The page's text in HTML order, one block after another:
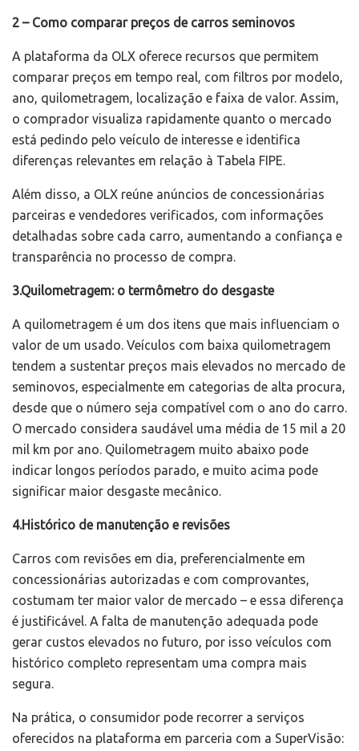
2 – Como comparar preços de carros seminovos
A plataforma da OLX oferece recursos que permitem
comparar preços em tempo real, com filtros por modelo,
ano, quilometragem, localização e faixa de valor. Assim,
o comprador visualiza rapidamente quanto o mercado
está pedindo pelo veículo de interesse e identifica
diferenças relevantes em relação à Tabela FIPE.
Além disso, a OLX reúne anúncios de concessionárias
parceiras e vendedores verificados, com informações
detalhadas sobre cada carro, aumentando a confiança e
transparência no processo de compra.
3.Quilometragem: o termômetro do desgaste
A quilometragem é um dos itens que mais influenciam o
valor de um usado. Veículos com baixa quilometragem
tendem a sustentar preços mais elevados no mercado de
seminovos, especialmente em categorias de alta procura,
desde que o número seja compatível com o ano do carro.
O mercado considera saudável uma média de 15 mil a 20
mil km por ano. Quilometragem muito abaixo pode
indicar longos períodos parado, e muito acima pode
significar maior desgaste mecânico.
4.Histórico de manutenção e revisões
Carros com revisões em dia, preferencialmente em
concessionárias autorizadas e com comprovantes,
costumam ter maior valor de mercado – e essa diferença
é justificável. A falta de manutenção adequada pode
gerar custos elevados no futuro, por isso veículos com
histórico completo representam uma compra mais
segura.
Na prática, o consumidor pode recorrer a serviços
oferecidos na plataforma em parceria com a SuperVisão: